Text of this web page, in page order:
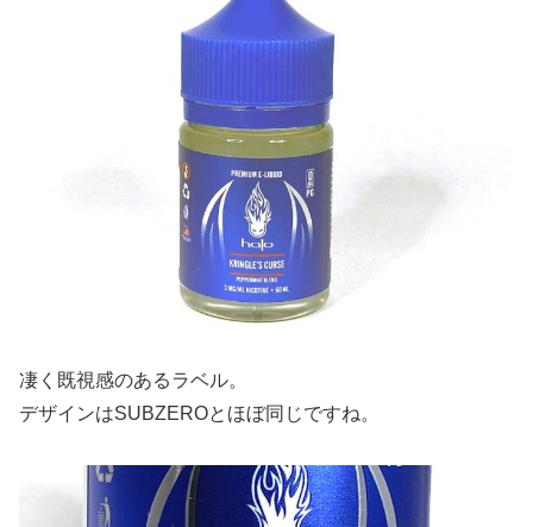
凄く既視感のあるラベル。
デザインはSUBZEROとほぼ同じですね。